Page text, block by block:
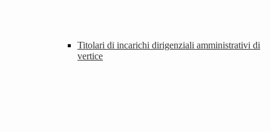
Titolari di incarichi dirigenziali amministrativi di
vertice